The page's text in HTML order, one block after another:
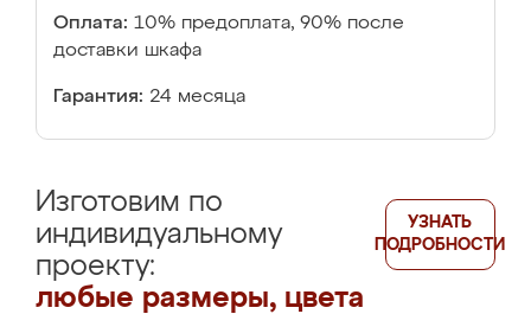
Оплата: 10% предоплата, 90% после
доставки шкафа
Гарантия: 24 месяца
Изготовим по
индивидуальному
проекту:
любые размеры, цвета
УЗНАТЬ
ПОДРОБНОСТИ